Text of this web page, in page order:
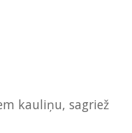
kauliņu, sagriež